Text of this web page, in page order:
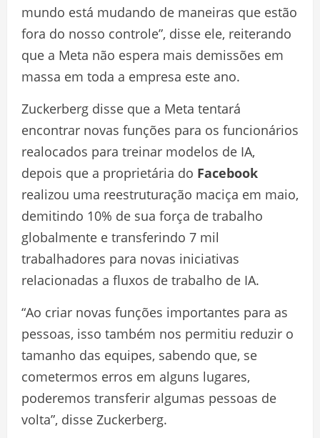
mundo está mudando de maneiras que estão
fora do nosso controle”, disse ele, reiterando
que a Meta não espera mais demissões em
massa em toda a empresa este ano.
Zuckerberg disse que a Meta tentará
encontrar novas funções para os funcionários
realocados para treinar modelos de IA,
depois que a proprietária do Facebook
realizou uma reestruturação maciça em maio,
demitindo 10% de sua força de trabalho
globalmente e transferindo 7 mil
trabalhadores para novas iniciativas
relacionadas a fluxos de trabalho de IA.
“Ao criar novas funções importantes para as
pessoas, isso também nos permitiu reduzir o
tamanho das equipes, sabendo que, se
cometermos erros em alguns lugares,
poderemos transferir algumas pessoas de
volta”, disse Zuckerberg.